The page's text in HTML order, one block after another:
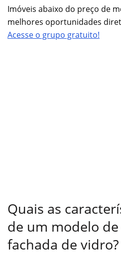
Imóveis abaixo do preço de
melhores oportunidades
Acesse o grupo gratuito!
Quais as
de um modelo de
fachada de vidro?